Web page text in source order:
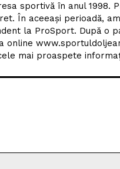
sportivă în anul 1998.
În aceeași perioadă,
la ProSport. După o
online
mai proaspete